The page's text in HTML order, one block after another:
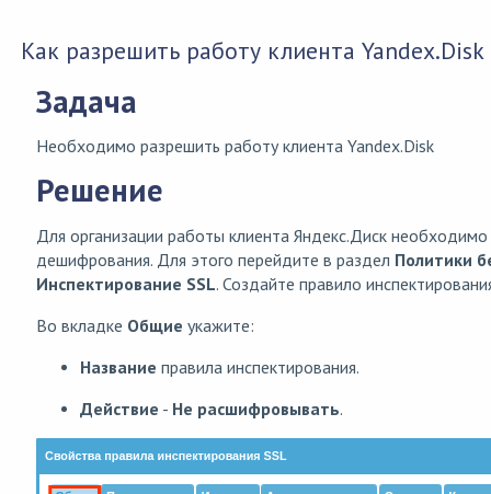
Как разрешить работу клиента Yandex.Disk
Задача
Необходимо разрешить работу клиента Yandex.Disk
Решение
Для организации работы клиента Яндекс.Диск
дешифрования. Для этого перейдите в раздел Политики
Инспектирование SSL. Создайте правило
Во вкладке Общие укажите:
Название правила инспектирования.
Действие - Не расшифровывать.